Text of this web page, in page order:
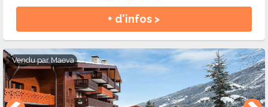
+ d'infos >
Vendu par Maeva